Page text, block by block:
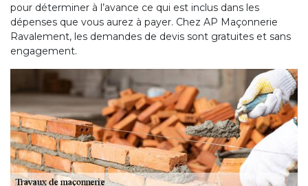
pour déterminer à l’avance ce qui est inclus dans les
dépenses que vous aurez à payer. Chez AP Maçonnerie
Ravalement, les demandes de devis sont gratuites et sans
engagement.